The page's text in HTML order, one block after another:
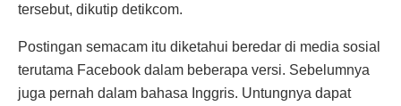
tersebut, dikutip detikcom.
Postingan semacam itu diketahui beredar di media sosial
terutama Facebook dalam beberapa versi. Sebelumnya
juga pernah dalam bahasa Inggris. Untungnya dapat